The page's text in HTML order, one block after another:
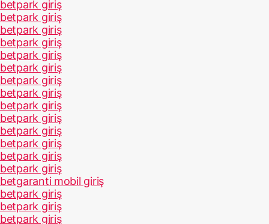
betpark giriş
betpark giriş
betpark giriş
betpark giriş
betpark giriş
betpark giriş
betpark giriş
betpark giriş
betpark giriş
betpark giriş
betpark giriş
betpark giriş
betpark giriş
betpark giriş
betgaranti mobil giriş
betpark giriş
betpark giriş
betpark giriş